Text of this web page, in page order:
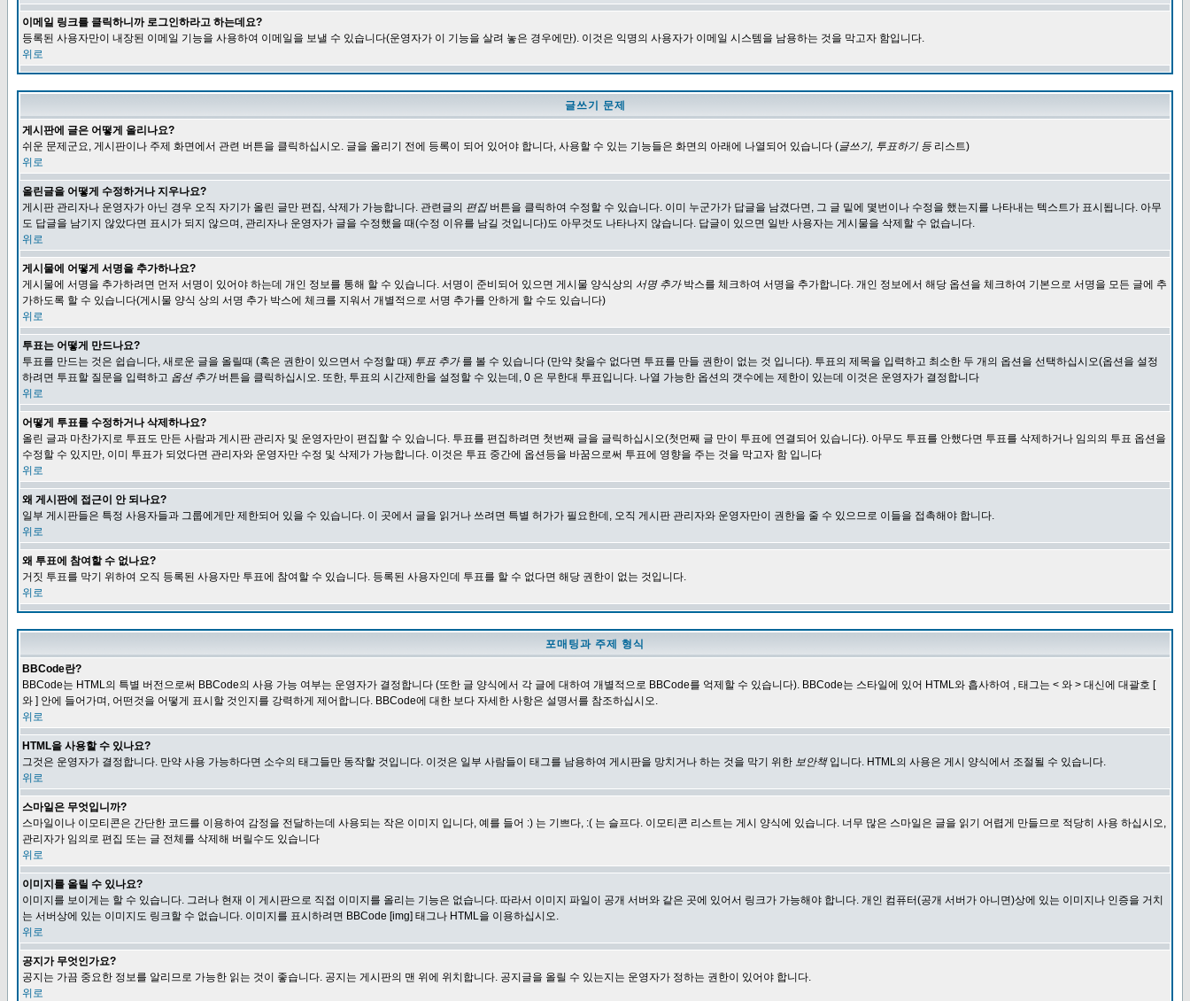
이메일 링크를 클릭하니까 로그인하라고 하는데요?
등록된 사용자만이 내장된 이메일 기능을 사용하여 이메일을 보낼 수 있습니다(운영자가 이 기능을 살려 놓은 경우에만). 이것은 익명의 사용자가 이메일 시스템을 남용하는 것을 막고자 함입니다.
위로
글쓰기 문제
게시판에 글은 어떻게 올리나요?
쉬운 문제군요, 게시판이나 주제 화면에서 관련 버튼을 클릭하십시오. 글을 올리기 전에 등록이 되어 있어야 합니다, 사용할 수 있는 기능들은 화면의 아래에 나열되어 있습니다 (글쓰기, 투표하기 등 리스트)
위로
올린글을 어떻게 수정하거나 지우나요?
게시판 관리자나 운영자가 아닌 경우 오직 자기가 올린 글만 편집, 삭제가 가능합니다. 관련글의 편집버튼을 클릭하여 수정할 수 있습니다. 이미 누군가가 답글을 남겼다면, 그 글 밑에 몇번이나 수정을 했는지를 나타내는 텍스트가 표시됩니다. 아무
도 답글을 남기지 않았다면 표시가 되지 않으며, 관리자나 운영자가 글을 수정했을 때(수정 이유를 남길 것입니다)도 아무것도 나타나지 않습니다. 답글이 있으면 일반 사용자는 게시물을 삭제할 수 없습니다.
위로
게시물에 어떻게 서명을 추가하나요?
게시물에 서명을 추가하려면 먼저 서명이 있어야 하는데 개인 정보를 통해 할 수 있습니다. 서명이 준비되어 있으면 게시물 양식상의 서명 추가박스를 체크하여 서명을 추가합니다. 개인 정보에서 해당 옵션을 체크하여 기본으로 서명을 모든 글에 추
가하도록 할 수 있습니다(게시물 양식 상의 서명 추가 박스에 체크를 지워서 개별적으로 서명 추가를 안하게 할 수도 있습니다)
위로
투표는 어떻게 만드나요?
투표를 만드는 것은 쉽습니다, 새로운 글을 올릴때 (혹은 권한이 있으면서 수정할 때) 투표 추가를 볼 수 있습니다 (만약 찾을수 없다면 투표를 만들 권한이 없는 것 입니다). 투표의 제목을 입력하고 최소한 두 개의 옵션을 선택하십시오(옵션을 설정
하려면 투표할 질문을 입력하고 옵션 추가버튼을 클릭하십시오. 또한, 투표의 시간제한을 설정할 수 있는데, 0 은 무한대 투표입니다. 나열 가능한 옵션의 갯수에는 제한이 있는데 이것은 운영자가 결정합니다
위로
어떻게 투표를 수정하거나 삭제하나요?
올린 글과 마찬가지로 투표도 만든 사람과 게시판 관리자 및 운영자만이 편집할 수 있습니다. 투표를 편집하려면 첫번째 글을 글릭하십시오(첫먼째 글 만이 투표에 연결되어 있습니다). 아무도 투표를 안했다면 투표를 삭제하거나 임의의 투표 옵션을
수정할 수 있지만, 이미 투표가 되었다면 관리자와 운영자만 수정 및 삭제가 가능합니다. 이것은 투표 중간에 옵션등을 바꿈으로써 투표에 영향을 주는 것을 막고자 함 입니다
위로
왜 게시판에 접근이 안 되나요?
일부 게시판들은 특정 사용자들과 그룹에게만 제한되어 있을 수 있습니다. 이 곳에서 글을 읽거나 쓰려면 특별 허가가 필요한데, 오직 게시판 관리자와 운영자만이 권한을 줄 수 있으므로 이들을 접촉해야 합니다.
위로
왜 투표에 참여할 수 없나요?
거짓 투표를 막기 위하여 오직 등록된 사용자만 투표에 참여할 수 있습니다. 등록된 사용자인데 투표를 할 수 없다면 해당 권한이 없는 것입니다.
위로
포매팅과 주제 형식
BBCode란?
BBCode는 HTML의 특별 버전으로써 BBCode의 사용 가능 여부는 운영자가 결정합니다 (또한 글 양식에서 각 글에 대하여 개별적으로 BBCode를 억제할 수 있습니다). BBCode는 스타일에 있어 HTML와 흡사하여 , 태그는 < 와 > 대신에 대괄호 [
와 ] 안에 들어가며, 어떤것을 어떻게 표시할 것인지를 강력하게 제어합니다. BBCode에 대한 보다 자세한 사항은 설명서를 참조하십시오.
위로
HTML을 사용할 수 있나요?
그것은 운영자가 결정합니다. 만약 사용 가능하다면 소수의 태그들만 동작할 것입니다. 이것은 일부 사람들이 태그를 남용하여 게시판을 망치거나 하는 것을 막기 위한 보안책입니다. HTML의 사용은 게시 양식에서 조절될 수 있습니다.
위로
스마일은 무엇입니까?
스마일이나 이모티콘은 간단한 코드를 이용하여 감정을 전달하는데 사용되는 작은 이미지 입니다, 예를 들어 :) 는 기쁘다, :( 는 슬프다. 이모티콘 리스트는 게시 양식에 있습니다. 너무 많은 스마일은 글을 읽기 어렵게 만들므로 적당히 사용 하십시오,
관리자가 임의로 편집 또는 글 전체를 삭제해 버릴수도 있습니다
위로
이미지를 올릴 수 있나요?
이미지를 보이게는 할 수 있습니다. 그러나 현재 이 게시판으로 직접 이미지를 올리는 기능은 없습니다. 따라서 이미지 파일이 공개 서버와 같은 곳에 있어서 링크가 가능해야 합니다. 개인 컴퓨터(공개 서버가 아니면)상에 있는 이미지나 인증을 거치
는 서버상에 있는 이미지도 링크할 수 없습니다. 이미지를 표시하려면 BBCode [img] 태그나 HTML을 이용하십시오.
위로
공지가 무엇인가요?
공지는 가끔 중요한 정보를 알리므로 가능한 읽는 것이 좋습니다. 공지는 게시판의 맨 위에 위치합니다. 공지글을 올릴 수 있는지는 운영자가 정하는 권한이 있어야 합니다.
위로